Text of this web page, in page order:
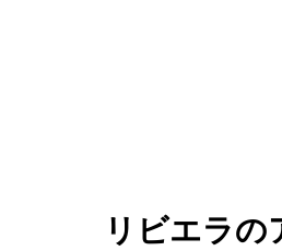
リビエラの